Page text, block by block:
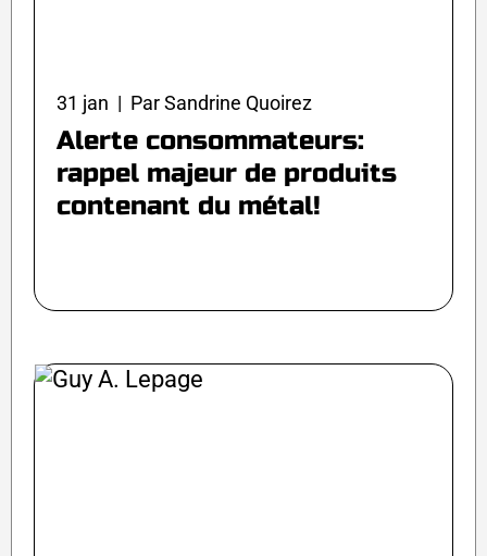
31 jan | Par Sandrine Quoirez
Alerte consommateurs:
rappel majeur de produits
contenant du métal!